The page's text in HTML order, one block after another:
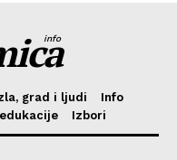
info
grad i ljudi
Info
Izbori